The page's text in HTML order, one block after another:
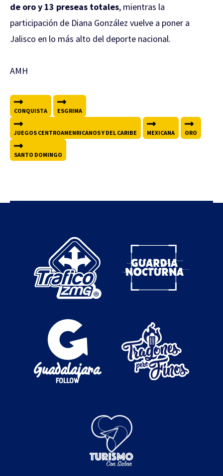
de oro y 13 preseas totales, mientras la
participación de Diana González vuelve a poner a
Jalisco en lo más alto del deporte nacional.
AMH
CONQUISTA ESGRIMA
JUEGOS CENTROAMENRICANOS Y DEL CARIBE MEXICANA ORO
SANTO DOMINGO